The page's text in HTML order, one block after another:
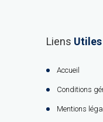
Liens Utiles
Accueil
Conditions
Mentions